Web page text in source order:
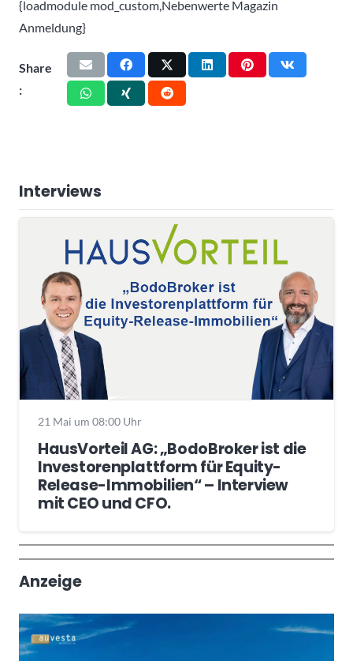
{loadmodule mod_custom,Nebenwerte Magazin
Anmeldung}
Share
:
Interviews
21 Mai um 08:00 Uhr
HausVorteil AG: „BodoBroker ist die
Investorenplattform für Equity-
Release-Immobilien“ – Interview
mit CEO und CFO.
Wochenrückblick
Trendthemen
Anzeige